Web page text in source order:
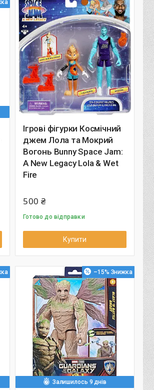
Ігрові фігурки Космічний
джем Лола та Мокрий
Вогонь Bunny Space Jam:
A New Legacy Lola & Wet
Fire
500 ₴
Готово до відправки
Купити
–15%
Залишилось 9 днів